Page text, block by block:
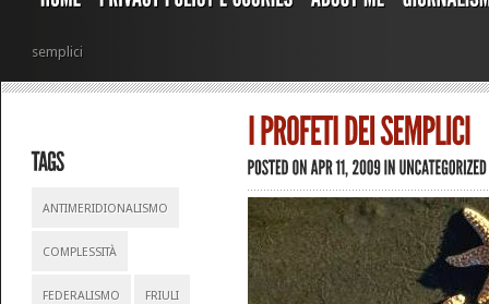
semplici
ANTIMERIDIONALISMO
COMPLESSITÀ
FEDERALISMO FRIULI